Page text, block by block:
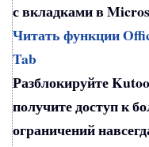
с вкладками в
Читать функции
Tab
Разблокируйте
получите доступ к
ограничений